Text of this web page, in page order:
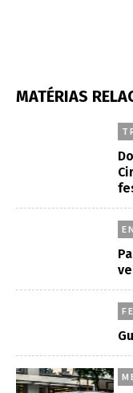
MATÉRIAS